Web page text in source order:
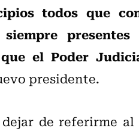
todos que
el Poder
presidente.
de referirme